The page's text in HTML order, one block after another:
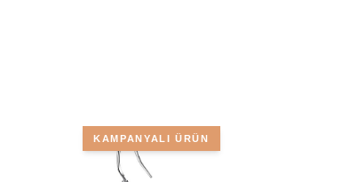
KAMPANYALI ÜRÜN